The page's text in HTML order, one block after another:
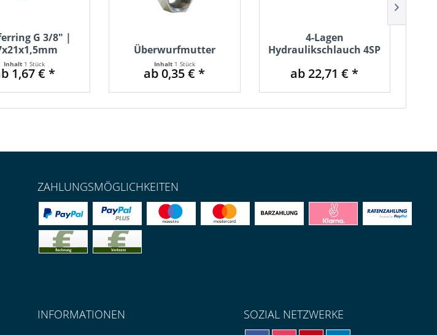
G 3/8" |
Inhalt 1 Stück
1,67 € *
Überwurfmutter
Inhalt 1 Stück
ab 0,35 € *
4-Lagen
Hydraulikschlauch 4SP
ab 22,71 € *
ZAHLUNGSMÖGLICHKEITEN
INFORMATIONEN SOZIAL NETZWERKE